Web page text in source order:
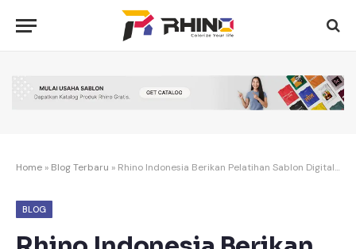
Home » Blog Terbaru » Rhino Indonesia Berikan Pelatihan Sablon Digital di Rumah Kreatif BUMN
BLOG